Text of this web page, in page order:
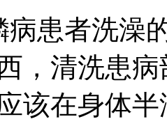
者洗澡的
，清洗患
该在身体